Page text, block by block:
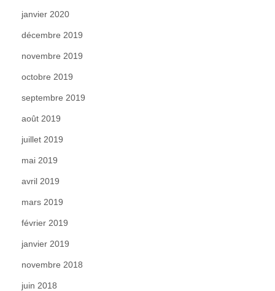
janvier 2020
décembre 2019
novembre 2019
octobre 2019
septembre 2019
août 2019
juillet 2019
mai 2019
avril 2019
mars 2019
février 2019
janvier 2019
novembre 2018
juin 2018